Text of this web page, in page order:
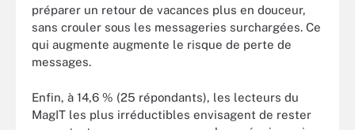
préparer un retour de vacances plus en douceur,
sans crouler sous les messageries surchargées. Ce
qui augmente augmente le risque de perte de
messages.
Enfin, à 14,6 % (25 répondants), les lecteurs du
MagIT les plus irréductibles envisagent de rester